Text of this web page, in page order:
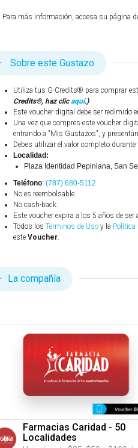
Para más información, accesa su página
Sobre este Gustazo
Utiliza tus G-Credits® para comprar
Credits®, haz clicaquí.)
Este voucher digital debe ser redimido
Una vez que compres este voucher
entrando a "Mis Gustazos", y
Debes utilizar el valor completo
Localidad:
Plaza Identidad Pepiniana, San
Teléfono: (787) 680-5112
No es reembolsable.
No cash-back.
Este voucher expira a los 5 años de
Todos los Términos de Uso y la Política
este Voucher.
La compañía
Farmacias Caridad - 50
Localidades